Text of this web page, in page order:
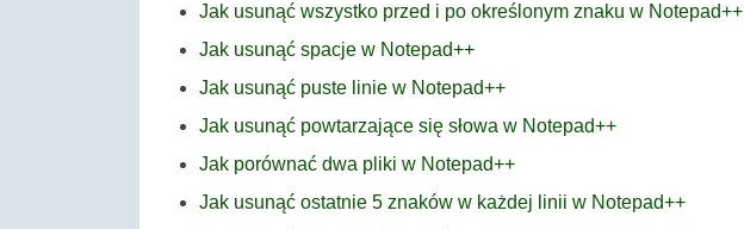
Jak usunąć wszystko przed i po określonym znaku w Notepad++
Jak usunąć spacje w Notepad++
Jak usunąć puste linie w Notepad++
Jak usunąć powtarzające się słowa w Notepad++
Jak porównać dwa pliki w Notepad++
Jak usunąć ostatnie 5 znaków w każdej linii w Notepad++